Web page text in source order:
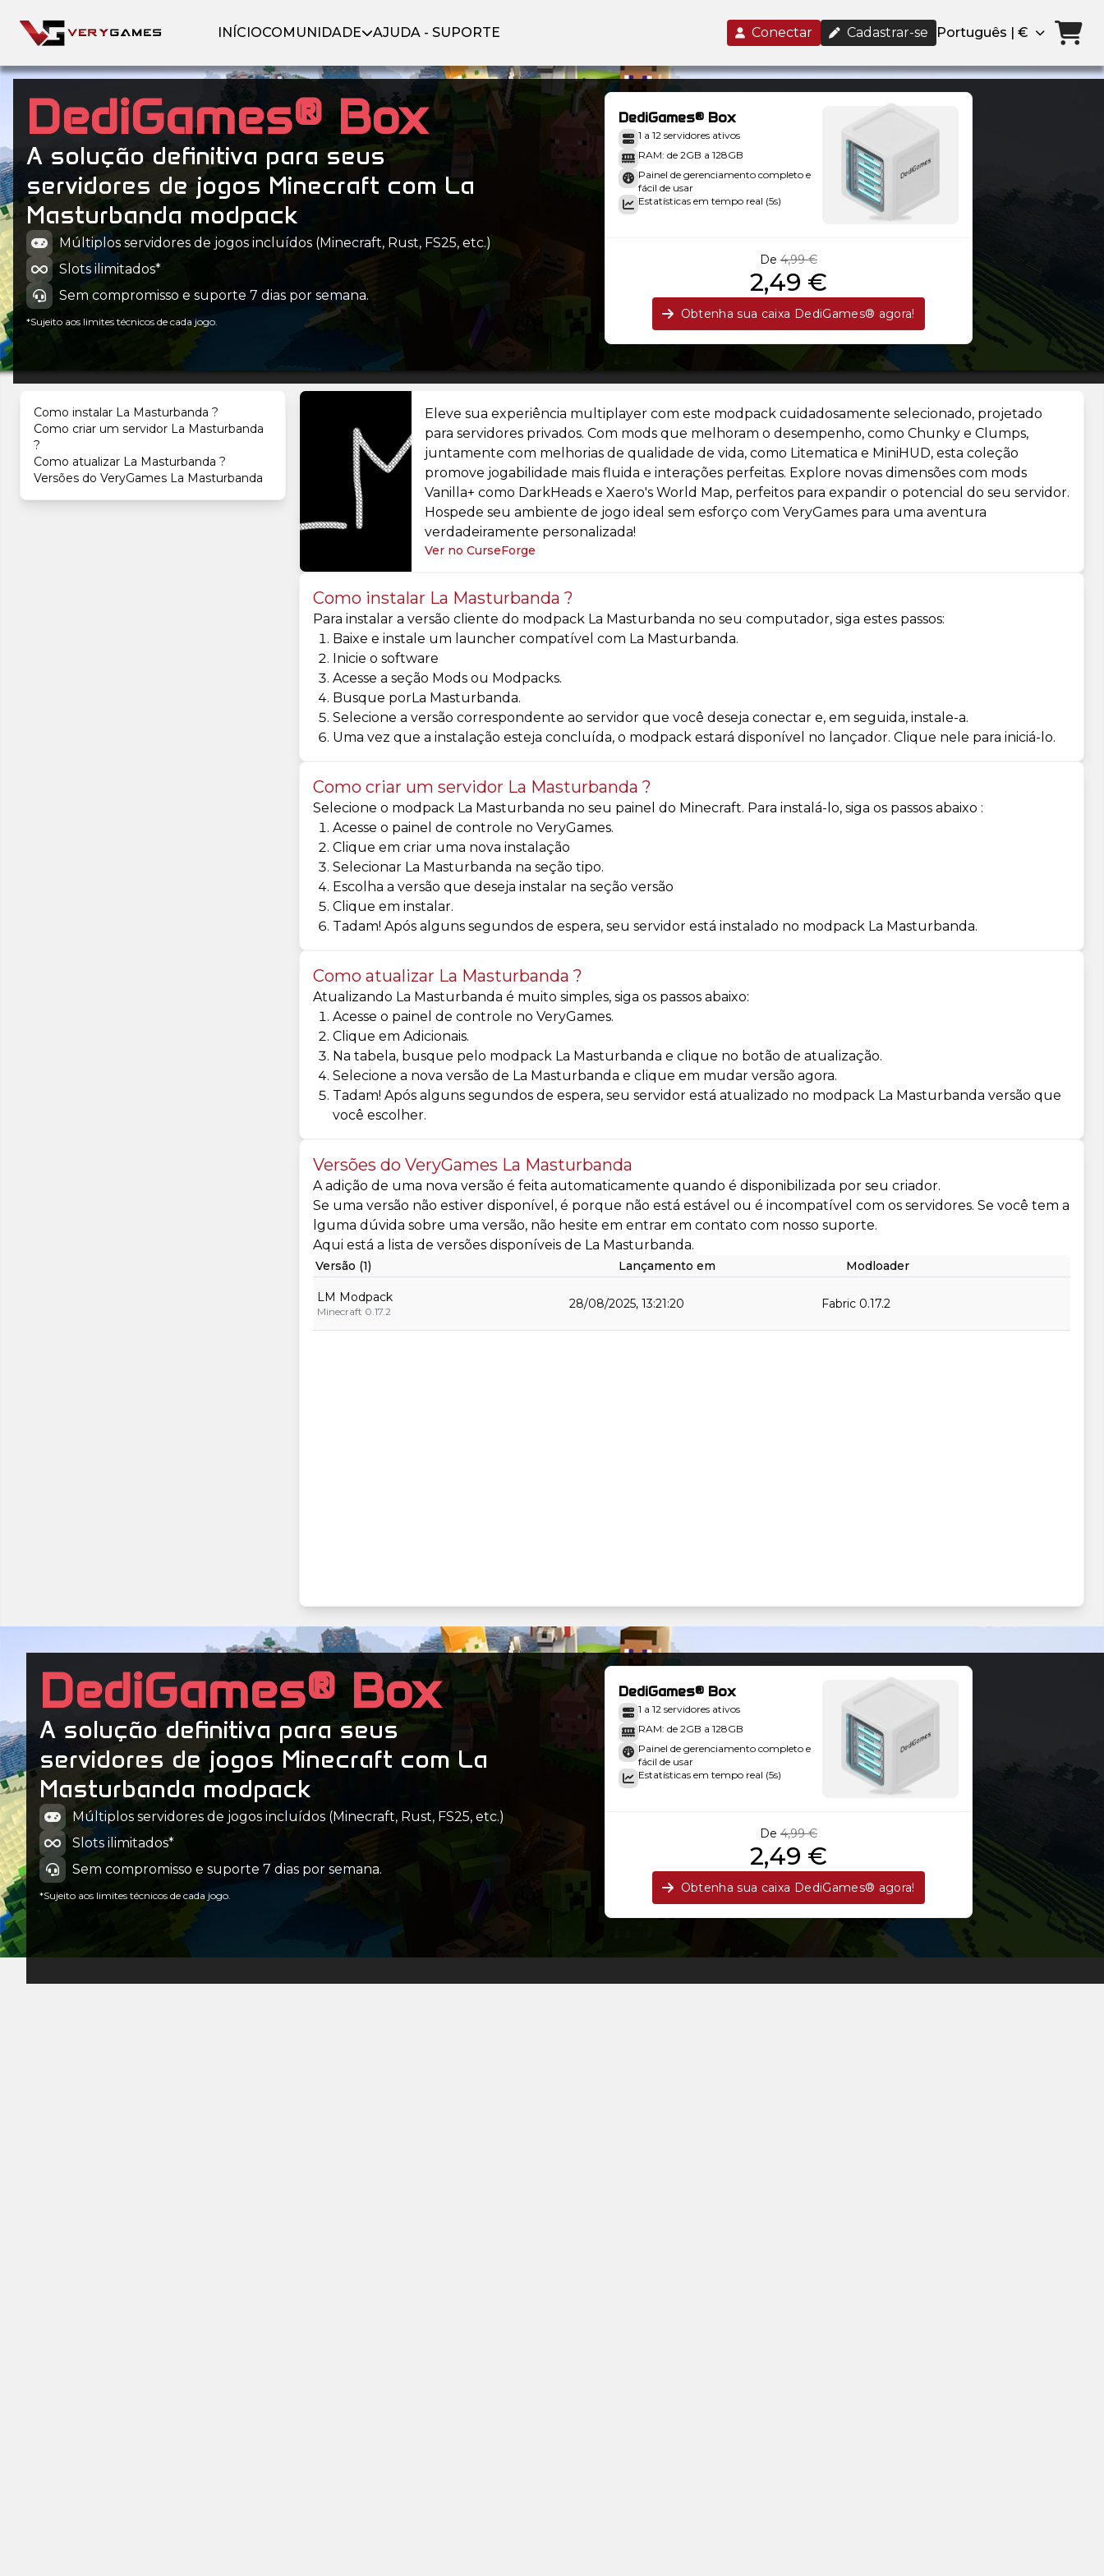
INÍCIOCOMUNIDADE AJUDA - SUPORTE Conectar Cadastrar-se Português | €
DediGames® Box
A solução definitiva para seus
servidores de jogos Minecraft com La
Masturbanda modpack
Múltiplos servidores de jogos incluídos (Minecraft, Rust, FS25, etc.)
Slots ilimitados*
Sem compromisso e suporte 7 dias por semana.
*Sujeito aos limites técnicos de cada jogo.
DediGames® Box
1 a 12 servidores ativos
RAM: de 2GB a 128GB
Painel de gerenciamento completo e
fácil de usar
Estatísticas em tempo real (5s)
De 4,99 €
2,49 €
Obtenha sua caixa DediGames® agora!
Como instalar La Masturbanda ?
Como criar um servidor La Masturbanda
?
Como atualizar La Masturbanda ?
Versões do VeryGames La Masturbanda
Eleve sua experiência multiplayer com este modpack cuidadosamente selecionado, projetado
para servidores privados. Com mods que melhoram o desempenho, como Chunky e Clumps,
juntamente com melhorias de qualidade de vida, como Litematica e MiniHUD, esta coleção
promove jogabilidade mais fluida e interações perfeitas. Explore novas dimensões com mods
Vanilla+ como DarkHeads e Xaero's World Map, perfeitos para expandir o potencial do seu servidor.
Hospede seu ambiente de jogo ideal sem esforço com VeryGames para uma aventura
verdadeiramente personalizada!
Ver no CurseForge
Como instalar La Masturbanda ?
Para instalar a versão cliente do modpack La Masturbanda no seu computador, siga estes passos:
Baixe e instale um launcher compatível com La Masturbanda.
Inicie o software
Acesse a seção Mods ou Modpacks.
Busque porLa Masturbanda.
Selecione a versão correspondente ao servidor que você deseja conectar e, em seguida, instale-a.
Uma vez que a instalação esteja concluída, o modpack estará disponível no lançador. Clique nele para iniciá-lo.
Como criar um servidor La Masturbanda ?
Selecione o modpack La Masturbanda no seu painel do Minecraft. Para instalá-lo, siga os passos abaixo :
Acesse o painel de controle no VeryGames.
Clique em criar uma nova instalação
Selecionar La Masturbanda na seção tipo.
Escolha a versão que deseja instalar na seção versão
Clique em instalar.
Tadam! Após alguns segundos de espera, seu servidor está instalado no modpack La Masturbanda.
Como atualizar La Masturbanda ?
Atualizando La Masturbanda é muito simples, siga os passos abaixo:
Acesse o painel de controle no VeryGames.
Clique em Adicionais.
Na tabela, busque pelo modpack La Masturbanda e clique no botão de atualização.
Selecione a nova versão de La Masturbanda e clique em mudar versão agora.
Tadam! Após alguns segundos de espera, seu servidor está atualizado no modpack La Masturbanda versão que
você escolher.
Versões do VeryGames La Masturbanda
A adição de uma nova versão é feita automaticamente quando é disponibilizada por seu criador.
Se uma versão não estiver disponível, é porque não está estável ou é incompatível com os servidores. Se você tem a
lguma dúvida sobre uma versão, não hesite em entrar em contato com nosso suporte.
Aqui está a lista de versões disponíveis de La Masturbanda.
Versão (1) Lançamento em Modloader
LM Modpack
Minecraft 0.17.2
28/08/2025, 13:21:20 Fabric 0.17.2
DediGames® Box
A solução definitiva para seus
servidores de jogos Minecraft com La
Masturbanda modpack
Múltiplos servidores de jogos incluídos (Minecraft, Rust, FS25, etc.)
Slots ilimitados*
Sem compromisso e suporte 7 dias por semana.
*Sujeito aos limites técnicos de cada jogo.
DediGames® Box
1 a 12 servidores ativos
RAM: de 2GB a 128GB
Painel de gerenciamento completo e
fácil de usar
Estatísticas em tempo real (5s)
De 4,99 €
2,49 €
Obtenha sua caixa DediGames® agora!